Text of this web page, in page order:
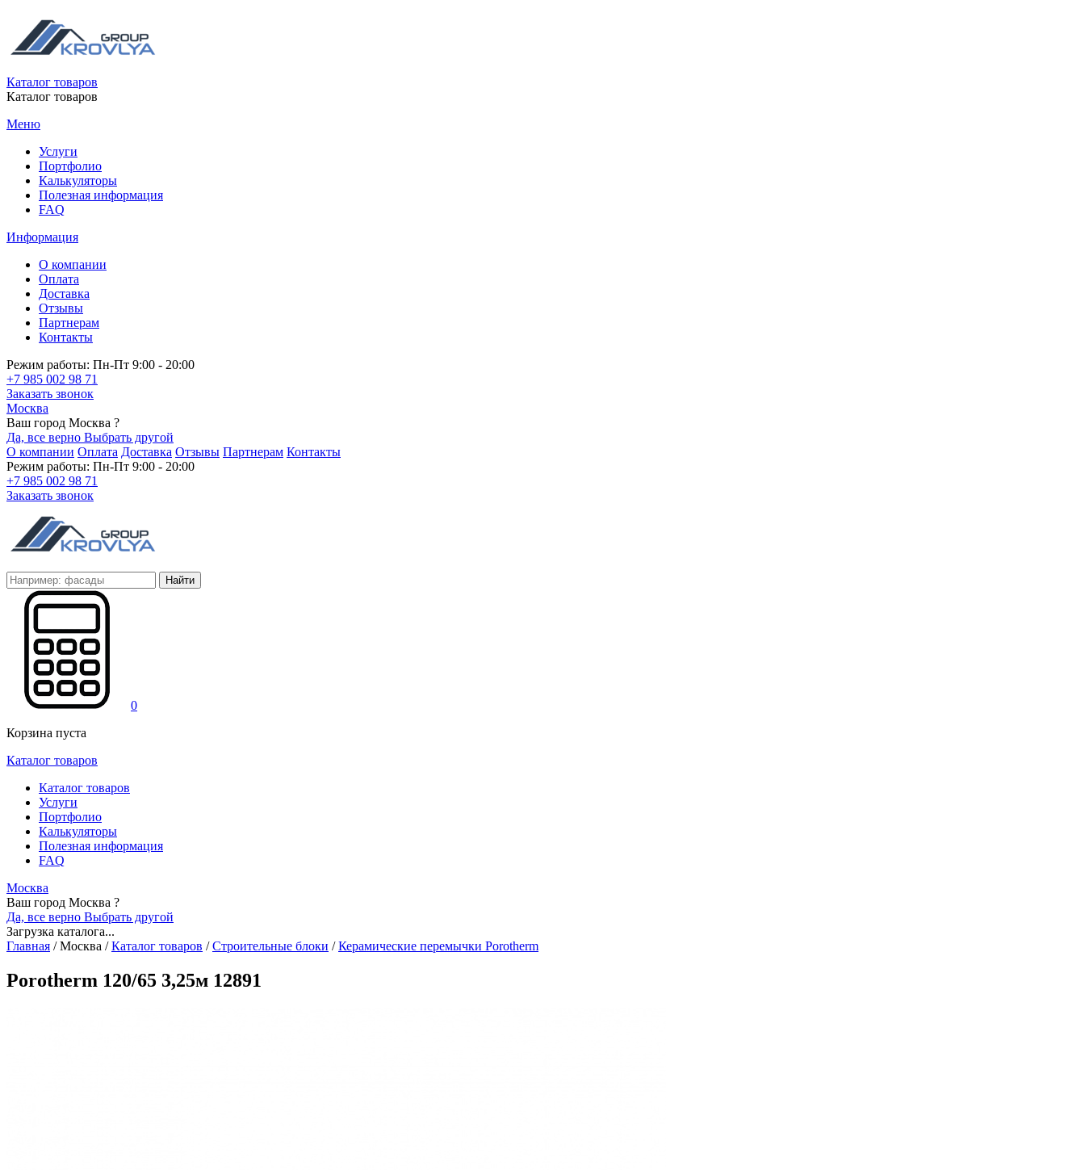
Каталог товаров
Каталог товаров
Меню
Услуги
Портфолио
Калькуляторы
Полезная информация
FAQ
Информация
О компании
Оплата
Доставка
Отзывы
Партнерам
Контакты
Режим работы: Пн-Пт 9:00 - 20:00
+7 985 002 98 71
Заказать звонок
Москва
Ваш город Москва ?
Да, все верно Выбрать другой
О компании Оплата Доставка Отзывы Партнерам Контакты
Режим работы: Пн-Пт 9:00 - 20:00
+7 985 002 98 71
Заказать звонок
Найти
0
Корзина пуста
Каталог товаров
Каталог товаров
Услуги
Портфолио
Калькуляторы
Полезная информация
FAQ
Москва
Ваш город Москва ?
Да, все верно Выбрать другой
Загрузка каталога...
Главная /Москва / Каталог товаров / Строительные блоки / Керамические перемычки Porotherm
Porotherm 120/65 3,25м 12891